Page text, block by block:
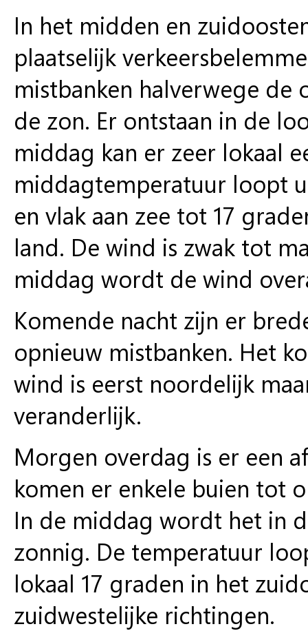
In het midden en
plaatselijk
mistbanken halverwege de
de zon. Er ontstaan in de
middag kan er zeer lokaal
middagtemperatuur loopt
en vlak aan zee tot 17
land. De wind is zwak tot
middag wordt de wind
Komende nacht zijn er
opnieuw mistbanken. Het
wind is eerst noordelijk
veranderlijk.
Morgen overdag is er een
komen er enkele buien tot
In de middag wordt het in
zonnig. De temperatuur
lokaal 17 graden in het
zuidwestelijke richtingen.